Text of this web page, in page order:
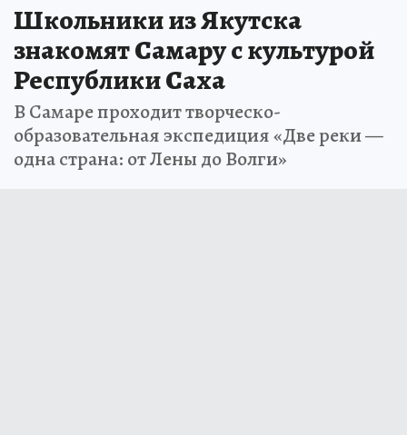
Школьники из Якутска
знакомят Самару с культурой
Республики Саха
В Самаре проходит творческо-
образовательная экспедиция «Две реки —
одна страна: от Лены до Волги»